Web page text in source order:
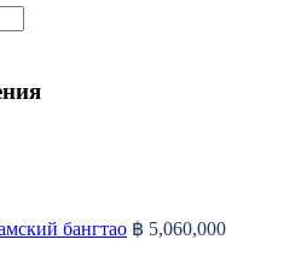
бангтао ฿ 5,060,000